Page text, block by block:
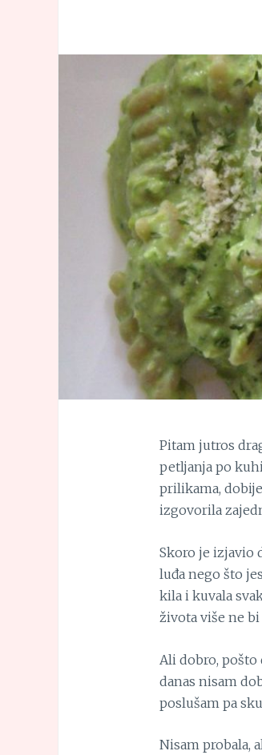
Pitam jutros
petljanja po
prilikama,
izgovorila
Skoro je izjavio
luđa nego što
kila i kuvala
života više ne
Ali dobro, pošto
danas nisam
poslušam pa
Nisam probala,